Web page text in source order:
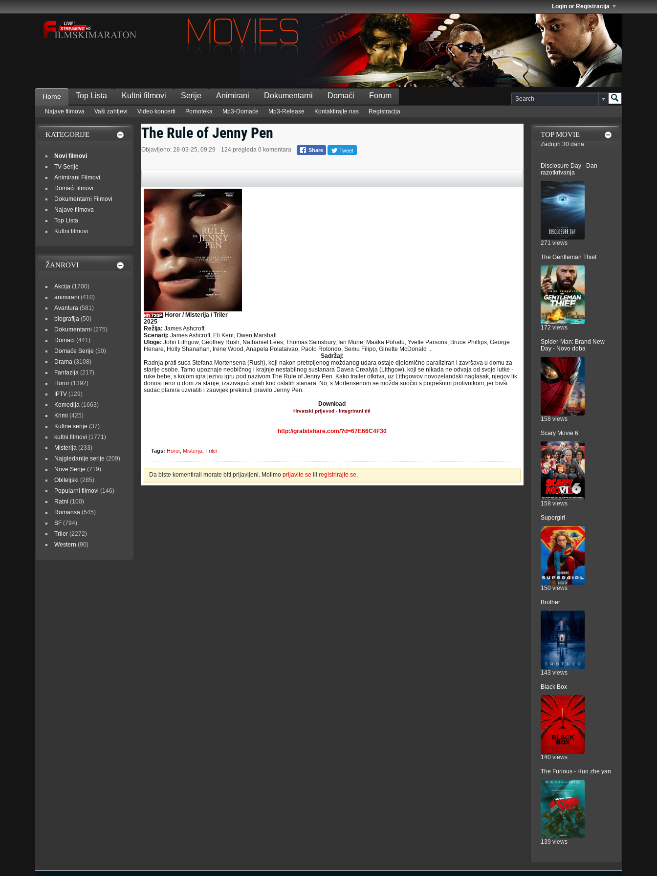
Login or Registracija
Home Top Lista Kultni filmovi Serije Animirani Dokumentarni Domaći Forum
Najave filmova Vaši zahtjevi Video koncerti Pornoteka Mp3-Domaće Mp3-Release Kontaktirajte nas Registracija
The Rule of Jenny Pen
Objavljeno: 28-03-25, 09:29 124 pregleda 0 komentara Share Tweet
Horor / Misterija / Triler
2025
Režija: James Ashcroft
Scenarij: James Ashcroft, Eli Kent, Owen Marshall
Uloge: John Lithgow, Geoffrey Rush, Nathaniel Lees, Thomas Sainsbury, Ian Mune, Maaka Pohatu, Yvette Parsons, Bruce Phillips, George
Henare, Holly Shanahan, Irene Wood, Anapela Polataivao, Paolo Rotondo, Semu Filipo, Ginette McDonald ...
Sadržaj:
Radnja prati suca Stefana Mortensena (Rush), koji nakon pretrpljenog moždanog udara ostaje djelomično paraliziran i završava u domu za
starije osobe. Tamo upoznaje neobičnog i krajnje nestabilnog sustanara Davea Crealyja (Lithgow), koji se nikada ne odvaja od svoje lutke -
ruke bebe, s kojom igra jezivu igru pod nazivom The Rule of Jenny Pen. Kako trailer otkriva, uz Lithgowov novozelandski naglasak, njegov lik
donosi teror u dom za starije, izazivajući strah kod ostalih stanara. No, s Mortensenom se možda suočio s pogrešnim protivnikom, jer bivši
sudac planira uzvratiti i zauvijek prekinuti pravilo Jenny Pen. ​
Download
Hrvatski prijevod - Integrirani titl
http://grabitshare.com/?d=67E66C4F30
Tags: Horor, Misterija, Triler
Da biste komentirali morate biti prijavljeni. Molimo prijavite se ili registrirajte se.
KATEGORIJE
Novi filmovi
TV-Serije
Animirani Filmovi
Domaći filmovi
Dokumentarni Filmovi
Najave filmova
Top Lista
Kultni filmovi
ŽANROVI
Akcija(1700)
animirani (410)
Avantura(581)
biografija(50)
Dokumentarni (275)
Domaci (441)
Domaće Serije (50)
Drama(3108)
Fantazija(217)
Horor(1392)
IPTV(129)
Komedija(1663)
Krimi (425)
Kultne serije (37)
kultni filmovi (1771)
Misterija(233)
Najgledanije serije (209)
Nove Serije (719)
Obiteljski (285)
Popularni filmovi (146)
Ratni (100)
Romansa(545)
SF(794)
Triler(2272)
Western (90)
TOP MOVIE
Zadnjih 30 dana
Disclosure Day - Dan
razotkrivanja
271 views
The Gentleman Thief
172 views
Spider-Man: Brand New
Day - Novo doba
158 views
Scary Movie 6
158 views
Supergirl
150 views
Brother
143 views
Black Box
140 views
The Furious - Huo zhe yan
139 views